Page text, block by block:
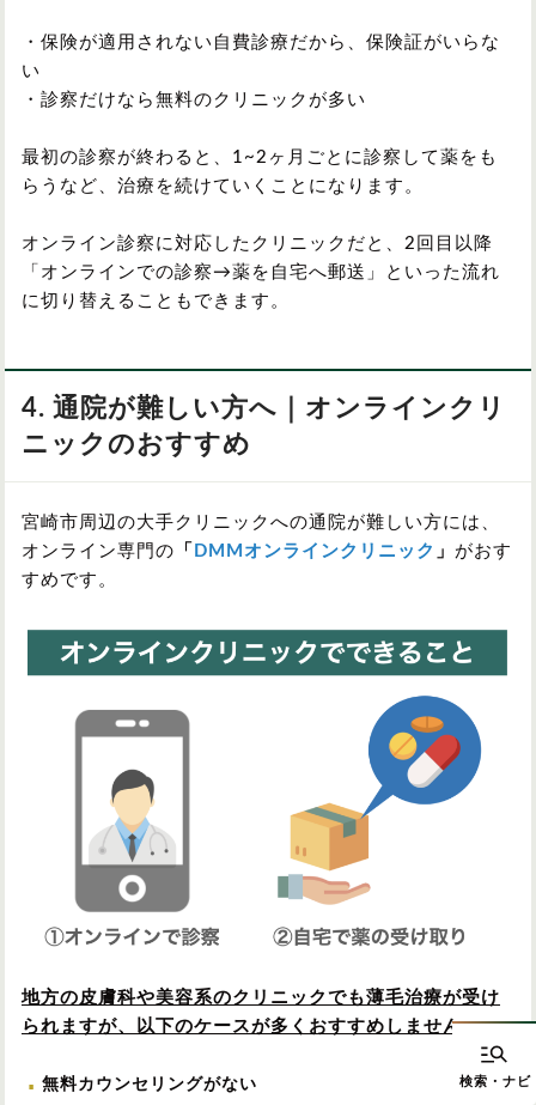
・保険が適用されない自費診療だから、保険証がいらな
い
・診察だけなら無料のクリニックが多い
最初の診察が終わると、1~2ヶ月ごとに診察して薬をも
らうなど、治療を続けていくことになります。
オンライン診察に対応したクリニックだと、2回目以降
「オンラインでの診察→薬を自宅へ郵送」といった流れ
に切り替えることもできます。
4. 通院が難しい方へ｜オンラインクリ
ニックのおすすめ
宮崎市周辺の大手クリニックへの通院が難しい方には、
オンライン専門の 「 DMMオンラインクリニック 」 がおす
すめです。
地方の皮膚科や美容系のクリニックでも薄毛治療が受け
られますが、以下のケースが多くおすすめしません。
無料カウンセリングがない